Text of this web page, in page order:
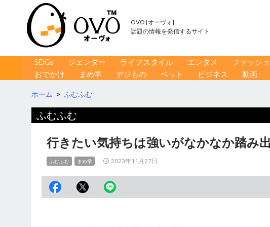
OVO [オーヴォ]
話題の情報を発信するサイト
コンテンツへ移動
SDGs ジェンダー ライフスタイル エンタメ ファッシ
おでかけ
まめ学 デジもの ペット ビジネス 動画
ホーム > ふむふむ
ふむふむ
行きたい気持ちは強いがなかなか踏
ふむふむ まめ学 2023年11月27日